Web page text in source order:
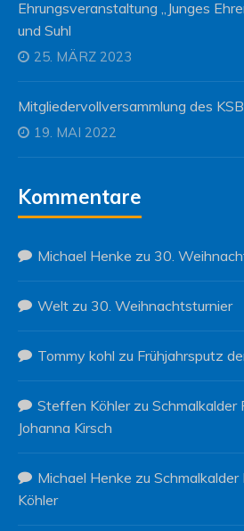
Ehrungsveranstaltung „Junges
und Suhl
25. MÄRZ 2023
Mitgliedervollversammlung des
19. MAI 2022
Kommentare
Michael Henke zu 30.
Welt zu 30. Weihnachtsturnier
Tommy kohl zu Frühjahrsputz
Steffen Köhlerzu Schmalkalder
Johanna Kirsch
Michael Henke zu
Köhler